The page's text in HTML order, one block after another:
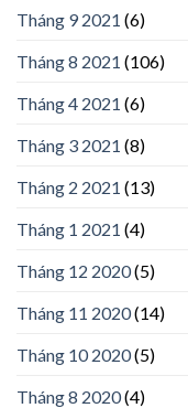
Tháng 9 2021 (6)
Tháng 8 2021 (106)
Tháng 4 2021 (6)
Tháng 3 2021 (8)
Tháng 2 2021 (13)
Tháng 1 2021 (4)
Tháng 12 2020(5)
Tháng 11 2020(14)
Tháng 10 2020(5)
Tháng 8 2020(4)